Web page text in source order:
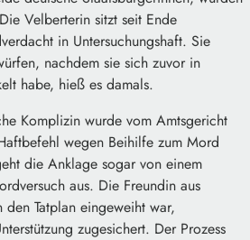
Velberterin sitzt seit Ende
in Untersuchungshaft. Sie
nachdem sie sich zuvor in
habe, hieß es damals.
Komplizin wurde vom Amtsgericht
wegen Beihilfe zum Mord
die Anklage sogar von einem
aus. Die Freundin aus
den Tatplan eingeweiht war,
zugesichert. Der Prozess